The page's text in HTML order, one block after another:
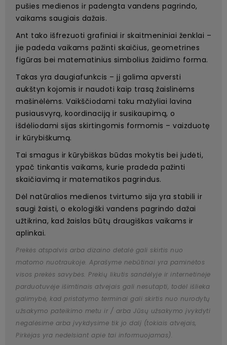
pušies medienos ir padengta vandens pagrindo,
vaikams saugiais dažais.
Ant tako išfrezuoti grafiniai ir skaitmeniniai ženklai –
jie padeda vaikams pažinti skaičius, geometrines
figūras bei matematinius simbolius žaidimo forma.
Takas yra daugiafunkcis – jį galima apversti
aukštyn kojomis ir naudoti kaip trasą žaislinėms
mašinėlėms. Vaikščiodami taku mažyliai lavina
pusiausvyrą, koordinaciją ir susikaupimą, o
išdėliodami sijas skirtingomis formomis – vaizduotę
ir kūrybiškumą.
Tai smagus ir kūrybiškas būdas mokytis bei judėti,
ypač tinkantis vaikams, kurie pradeda pažinti
skaičiavimą ir matematikos pagrindus.
Dėl natūralios medienos tvirtumo sija yra stabili ir
saugi žaisti, o ekologiški vandens pagrindo dažai
užtikrina, kad žaislas būtų draugiškas vaikams ir
aplinkai.
Prekės atspalvis arba dizaino detalė gali skirtis nuo
matomo nuotraukoje. Aprašyme nebūtinai yra paminėtos
visos prekės savybės. Prekių likutis sandėlyje ir internetinėje
parduotuvėje išimtinais atvejais gali nesutapti, todėl išlieka
galimybė, kad pristatymo terminai gali skirtis nuo nurodytų
užsakymo pateikimo metu ir / arba Jūsų užsakymo įvykdyti
negalėsime arba įvykdysime tik jo dalį (tokiais atvejais,
Pirkėjas yra nedelsiant apie tai informuojamas).